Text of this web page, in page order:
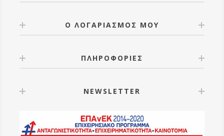
Ο ΛΟΓΑΡΙΑΣΜΟΣ ΜΟΥ
ΠΛΗΡΟΦΟΡΙΕΣ
NEWSLETTER